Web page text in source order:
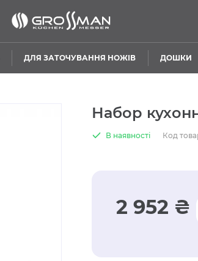
ДЛЯ ЗАТОЧУВАННЯ НОЖІВ ДОШКИ
Набор
В наявності Код
2 952 ₴